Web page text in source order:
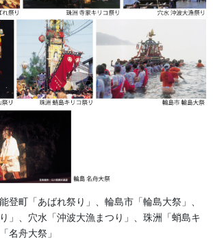
り「売上を上げる仕事」として接してきま
幕、宣伝のぼり、安全商品などを扱い多くの
ります。
祭りを熱く語る青年団(会)の方と商談してい
鳴することが多くなってきました。一見普
登町「あばれ祭り」、輪島市「輪島大祭」、
」、穴水「沖波大漁まつり」、珠洲「蛸島キ
名舟大祭」